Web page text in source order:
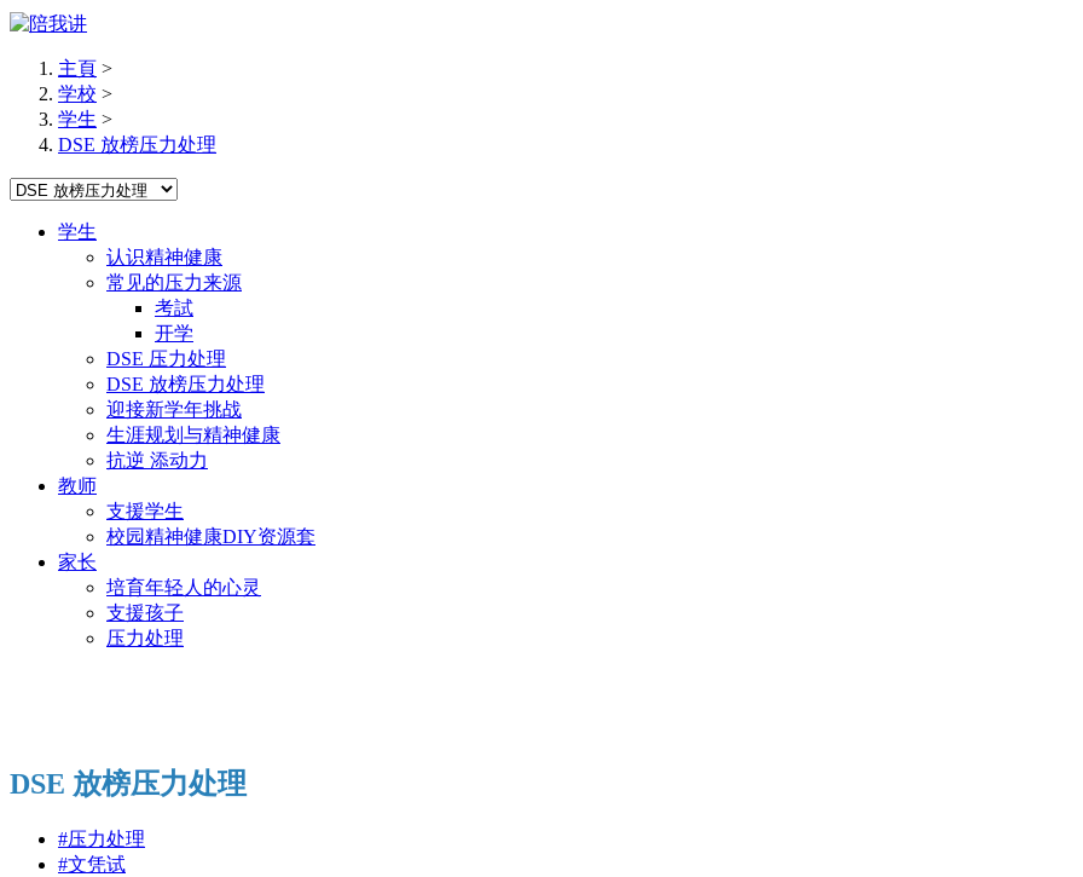
主頁 >
学校 >
学生 >
DSE 放榜压力处理
学生
认识精神健康
常见的压力来源
考試
开学
DSE 压力处理
DSE 放榜压力处理
迎接新学年挑战
生涯规划与精神健康
抗逆 添动力
教师
支援学生
校园精神健康DIY资源套
家长
培育年轻人的心灵
支援孩子
压力处理
DSE 放榜压力处理
#压力处理
#文凭试